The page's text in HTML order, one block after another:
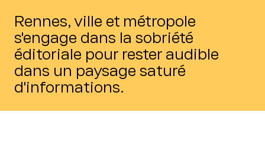
Rennes, ville et métropole
s'engage dans la sobriété
éditoriale pour rester audible
dans un paysage saturé
d'informations.